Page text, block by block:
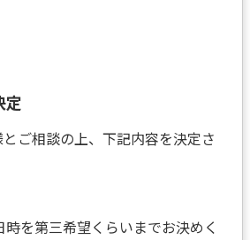
定
ご相談の上、下記内容を決定さ
を第三希望くらいまでお決めく